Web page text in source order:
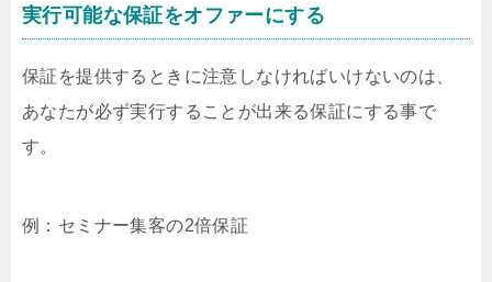
実行可能な保証をオファーにする
保証を提供するときに注意しなければいけないのは、
あなたが必ず実行することが出来る保証にする事で
す。
例：セミナー集客の2倍保証